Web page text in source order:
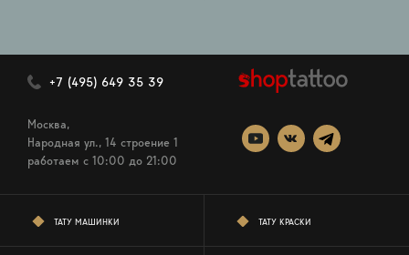
+7 (495) 649 35 39
Москва,
Народная ул., 14 строение 1
работаем c 10:00 до 21:00
ТАТУ МАШИНКИ ТАТУ КРАСКИ